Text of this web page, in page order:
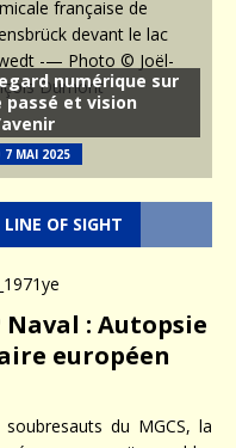
numérique sur
passé et vision
7 MAI 2025
OF SIGHT
Naval : Autopsie
européen
du MGCS, la